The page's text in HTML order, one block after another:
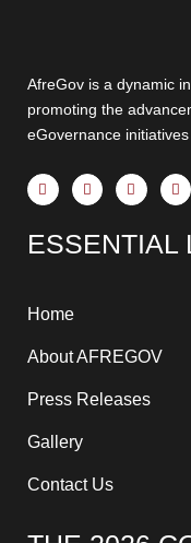
AfreGov is a dynamic
promoting the
eGovernance
F
a
c
b
o
f
X
-
t
i
t
Y
o
u
u
b
I
n
s
g
ESSENTIAL
Home
About AFREGOV
Press Releases
Gallery
Contact Us